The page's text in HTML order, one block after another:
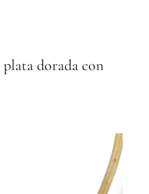
dorada con